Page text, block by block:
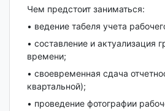
Чем предстоит заниматься:
• ведение табеля учета
• составление и актуализация
времени;
• своевременная сдача
квартальной);
• проведение фотографии